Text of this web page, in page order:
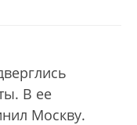
В ее
Москву.